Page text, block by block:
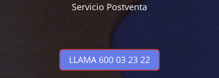
Servicio Postventa
LLAMA 600 03 23 22